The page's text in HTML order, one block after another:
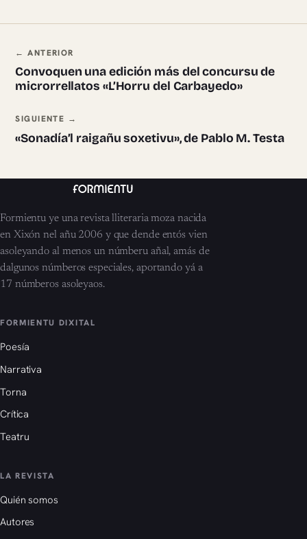
Navegación ente pieces
← ANTERIOR
Convoquen una edición más del concursu de
microrrellatos «L’Horru del Carbayedo»
SIGUIENTE →
«Sonadía’l raigañu soxetivu», de Pablo M. Testa
Formientu ye una revista lliteraria moza nacida
en Xixón nel añu 2006 y que dende entós vien
asoleyando al menos un númberu añal, amás de
dalgunos númberos especiales, aportando yá a
17 númberos asoleyaos.
FORMIENTU DIXITAL
Poesía
Narrativa
Torna
Crítica
Teatru
LA REVISTA
Quién somos
Autores